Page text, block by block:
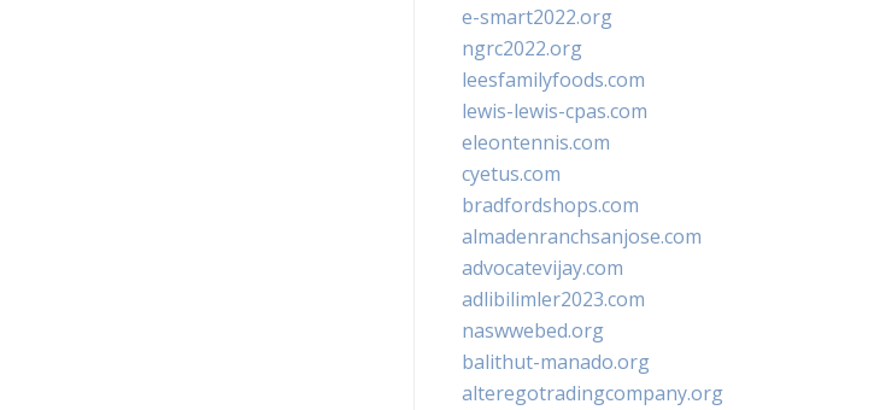
e-smart2022.org
ngrc2022.org
leesfamilyfoods.com
lewis-lewis-cpas.com
eleontennis.com
cyetus.com
bradfordshops.com
almadenranchsanjose.com
advocatevijay.com
adlibilimler2023.com
naswwebed.org
balithut-manado.org
alteregotradingcompany.org